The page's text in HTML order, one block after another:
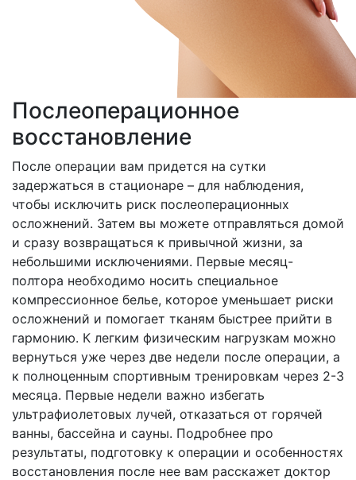
Послеоперационное
восстановление
После операции вам придется на сутки
задержаться в стационаре – для наблюдения,
чтобы исключить риск послеоперационных
осложнений. Затем вы можете отправляться домой
и сразу возвращаться к привычной жизни, за
небольшими исключениями. Первые месяц-
полтора необходимо носить специальное
компрессионное белье, которое уменьшает риски
осложнений и помогает тканям быстрее прийти в
гармонию. К легким физическим нагрузкам можно
вернуться уже через две недели после операции, а
к полноценным спортивным тренировкам через 2-3
месяца. Первые недели важно избегать
ультрафиолетовых лучей, отказаться от горячей
ванны, бассейна и сауны. Подробнее про
результаты, подготовку к операции и особенностях
восстановления после нее вам расскажет доктор